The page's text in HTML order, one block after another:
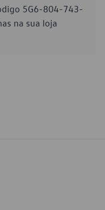
5G6-804-743-
na sua loja